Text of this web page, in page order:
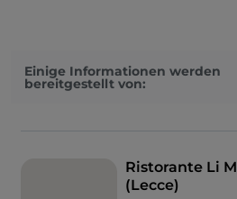
Einige Informationen werden
bereitgestellt von:
Ristorante Li
(Lecce)